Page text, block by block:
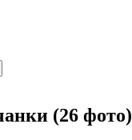
(26 фото)